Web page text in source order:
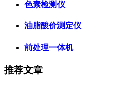
色素检测仪
油脂酸价测定仪
前处理一体机
推荐文章